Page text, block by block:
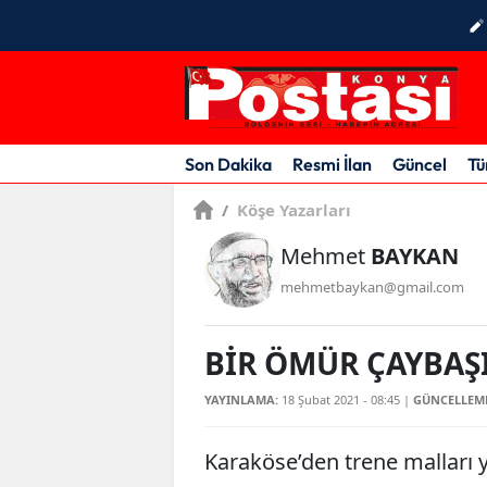
Son Dakika Resmi İlan Güncel
/ Köşe Yazarları
Mehmet BAYKAN
mehmetbaykan@gmail.com
BİR ÖMÜR
YAYINLAMA: 18 Şubat 2021 - 08:45 |
Karaköse’den trene